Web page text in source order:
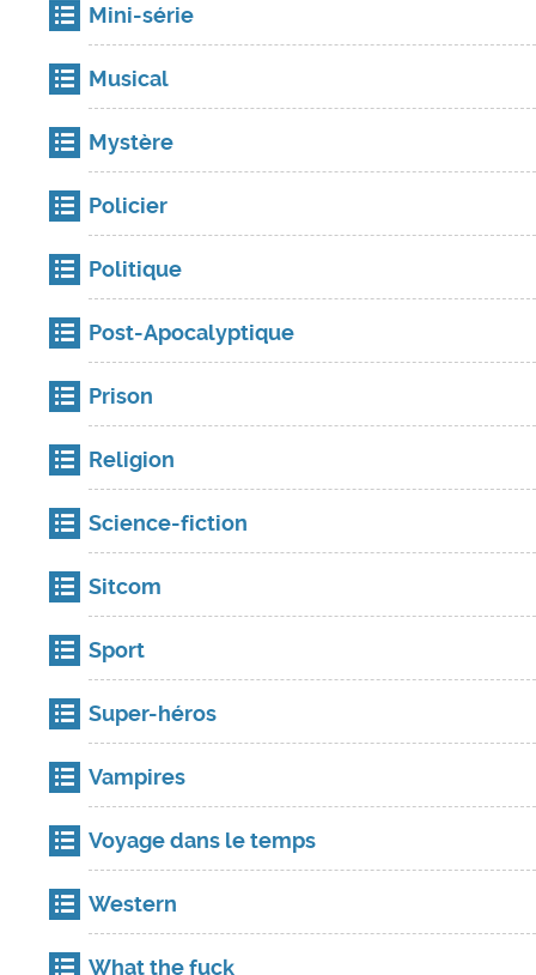
Mini-série
Musical
Mystère
Policier
Politique
Post-Apocalyptique
Prison
Religion
Science-fiction
Sitcom
Sport
Super-héros
Vampires
Voyage dans le temps
Western
What the fuck